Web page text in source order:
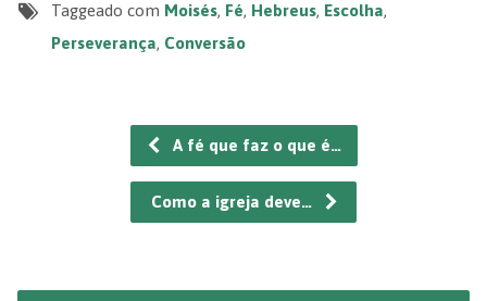
Taggeado com Moisés, Fé, Hebreus, Escolha,
Perseverança, Conversão
A fé que faz o que é…
Como a igreja deve…